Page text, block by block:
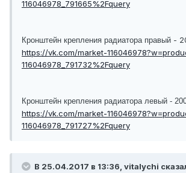
116046978_791665%2Fquery
Кронштейн крепления радиатора правый -
https://vk.com/market-
116046978_791732%2Fquery
Кронштейн крепления радиатора левый -
https://vk.com/market-
116046978_791727%2Fquery
В 25.04.2017 в 13:36, vitalychi